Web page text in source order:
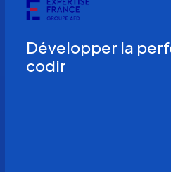
Développer la
codir